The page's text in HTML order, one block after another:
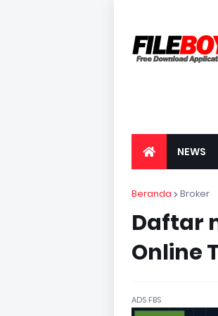
NEWS
Beranda Broker
Daftar
Online
ADS FBS